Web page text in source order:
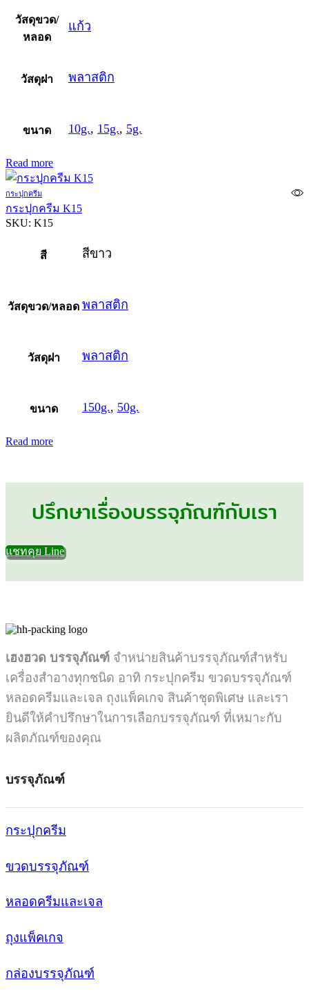
วัสดุขวด/
หลอด
แก้ว
วัสดุฝา พลาสติก
ขนาด 10g., 15g., 5g.
Read more
กระปุกครีม
กระปุกครีม K15
SKU: K15
สี สีขาว
วัสดุขวด/หลอด พลาสติก
วัสดุฝา พลาสติก
ขนาด 150g., 50g.
Read more
ปรึกษาเรื่องบรรจุภัณฑ์กับเรา
แชทคุย Line
เฮงฮวด บรรจุภัณฑ์ จำหน่ายสินค้าบรรจุภัณฑ์สำหรับ
เครื่องสำอางทุกชนิด อาทิ กระปุกครีม ขวดบรรจุภัณฑ์
หลอดครีมและเจล ถุงแพ็คเกจ สินค้าชุดพิเศษ และเรา
ยินดีให้คำปรึกษาในการเลือกบรรจุภัณฑ์ ที่เหมาะกับ
ผลิตภัณฑ์ของคุณ
บรรจุภัณฑ์
กระปุกครีม
ขวดบรรจุภัณฑ์
หลอดครีมและเจล
ถุงแพ็คเกจ
กล่องบรรจุภัณฑ์